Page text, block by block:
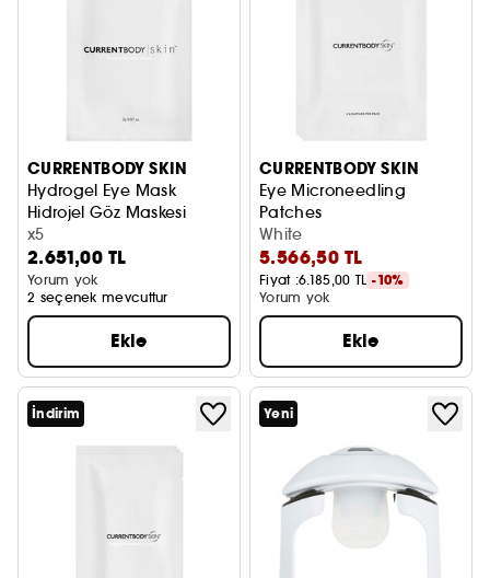
CURRENTBODY SKIN
Hydrogel Eye Mask
Hidrojel Göz Maskesi
x5
2.651,00 TL
Yorum yok
2 seçenek mevcuttur
Ekle
CURRENTBODY SKIN
Eye Microneedling
Patches
Göz Bakım Maskesi
White
5.566,50 TL
Fiyat :6.185,00 TL -10%
Yorum yok
Ekle
İndirim Yeni